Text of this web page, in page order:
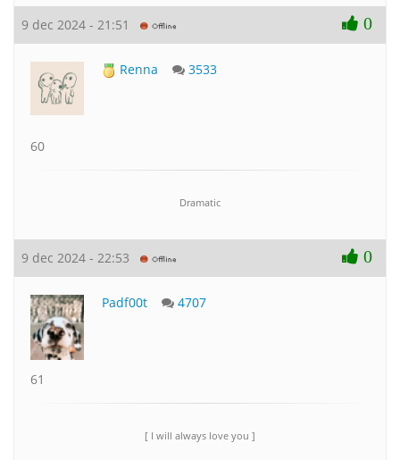
9 dec 2024 - 21:51 0
Renna 3533
60
Dramatic
9 dec 2024 - 22:53 0
Padf00t 4707
61
[ I will always love you ]